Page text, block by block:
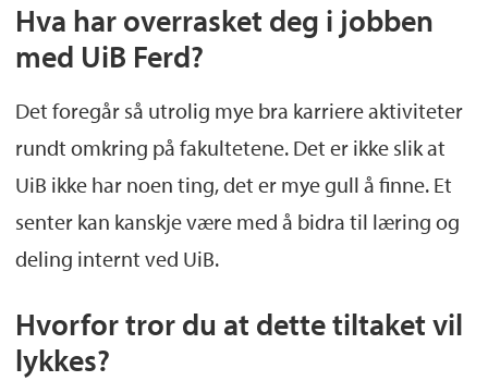
Hva har overrasket deg i jobben
med UiB Ferd?
Det foregår så utrolig mye bra karriere aktiviteter
rundt omkring på fakultetene. Det er ikke slik at
UiB ikke har noen ting, det er mye gull å finne. Et
senter kan kanskje være med å bidra til læring og
deling internt ved UiB.
Hvorfor tror du at dette tiltaket vil
lykkes?